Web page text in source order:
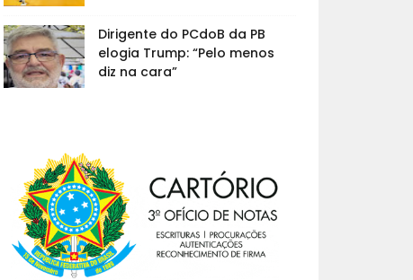
Dirigente do PCdoB da PB
elogia Trump: “Pelo menos
diz na cara”